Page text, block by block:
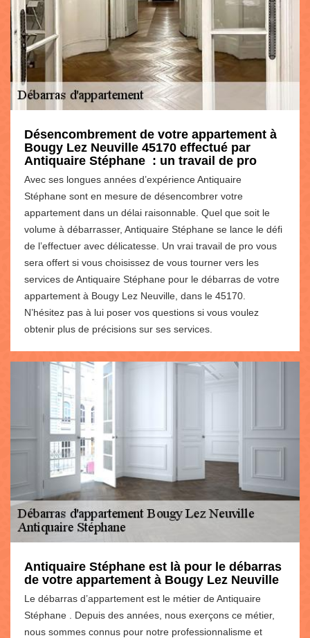
Désencombrement de votre appartement à
Bougy Lez Neuville 45170 effectué par
Antiquaire Stéphane : un travail de pro
Avec ses longues années d’expérience Antiquaire
Stéphane sont en mesure de désencombrer votre
appartement dans un délai raisonnable. Quel que soit le
volume à débarrasser, Antiquaire Stéphane se lance le défi
de l’effectuer avec délicatesse. Un vrai travail de pro vous
sera offert si vous choisissez de vous tourner vers les
services de Antiquaire Stéphane pour le débarras de votre
appartement à Bougy Lez Neuville, dans le 45170.
N’hésitez pas à lui poser vos questions si vous voulez
obtenir plus de précisions sur ses services.
Antiquaire Stéphane est là pour le débarras
de votre appartement à Bougy Lez Neuville
Le débarras d’appartement est le métier de Antiquaire
Stéphane . Depuis des années, nous exerçons ce métier,
nous sommes connus pour notre professionnalisme et